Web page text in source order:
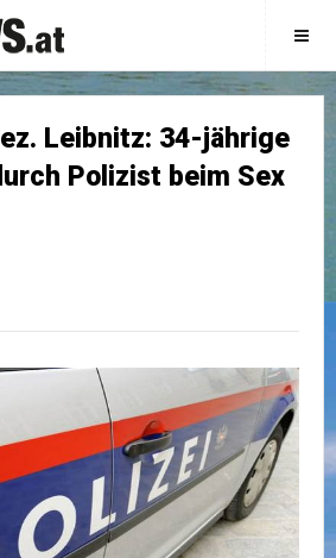
Leibnitz: 34-jährige
Polizist beim Sex